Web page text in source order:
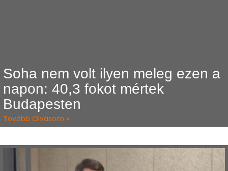
Soha nem volt ilyen meleg ezen a
napon: 40,3 fokot mértek
Budapesten
Tovább Olvasom »